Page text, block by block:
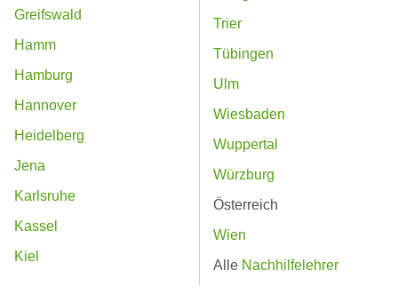
Greifswald
Hamm
Hamburg
Hannover
Heidelberg
Jena
Karlsruhe
Kassel
Kiel
Trier
Tübingen
Ulm
Wiesbaden
Wuppertal
Würzburg
Österreich
Wien
Alle Nachhilfelehrer